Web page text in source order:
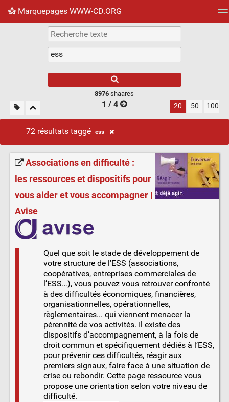
Marquepages WWW-CD.ORG
Nuage de tags Mur d'images
8976 shaares
1 / 4 20 50 100
72 résultats taggé ess
Associations en difficulté :
les ressources et dispositifs pour
vous aider et vous accompagner |
Avise
Quel que soit le stade de développement de
votre structure de l'ESS (associations,
coopératives, entreprises commerciales de
l’ESS…), vous pouvez vous retrouver confronté
à des difficultés économiques, financières,
organisationnelles, opérationnelles,
règlementaires... qui viennent menacer la
pérennité de vos activités. Il existe des
dispositifs d’accompagnement, à la fois de
droit commun et spécifiquement dédiés à l’ESS,
pour prévenir ces difficultés, réagir aux
premiers signaux, faire face à une situation de
crise ou rebondir. Cette page ressource vous
propose une orientation selon votre niveau de
difficulté.